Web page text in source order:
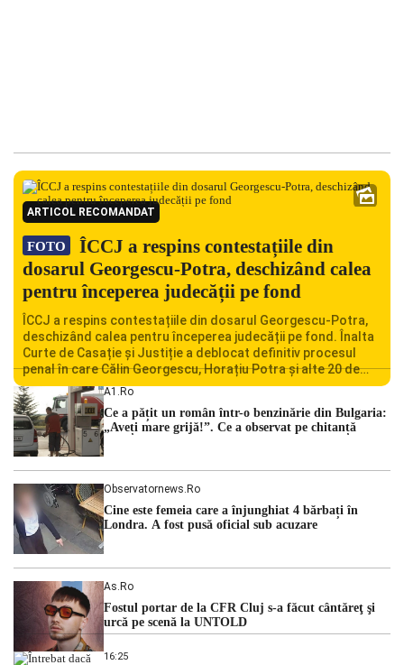
ARTICOL RECOMANDAT
FOTO
ÎCCJ a respins contestațiile din
dosarul Georgescu-Potra, deschizând calea
pentru începerea judecății pe fond
ÎCCJ a respins contestațiile din dosarul Georgescu-Potra,
deschizând calea pentru începerea judecății pe fond. Înalta
Curte de Casație și Justiție a deblocat definitiv procesul
penal în care Călin Georgescu, Horațiu Potra și alte 20 de
persoane sunt acuzați de acțiuni îndreptate împotriva
ordinii constituționale. În ședința din camera preliminară,
judecătorii de la instanța supremă au […]
A1.ro
Ce a pățit un român într-o benzinărie din Bulgaria:
„Aveți mare grijă!”. Ce a observat pe chitanță
Observatornews.ro
Cine este femeia care a înjunghiat 4 bărbați în
Londra. A fost pusă oficial sub acuzare
As.ro
Fostul portar de la CFR Cluj s-a făcut cântăreţ şi
urcă pe scenă la UNTOLD
16:25